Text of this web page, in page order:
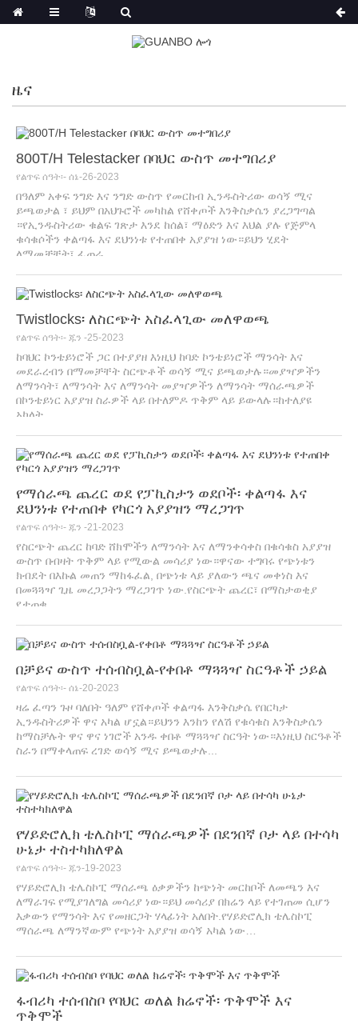
ዜና
800T/H Telestacker በባህር ውስጥ መተግበሪያ
የልጥፍ ሰዓት፡- ሰኔ-26-2023
በዓለም አቀፍ ንግድ እና ንግድ ውስጥ የመርከብ ኢንዱስትሪው ወሳኝ ሚና
ይጫወታል ፣ ይህም በአህጉሮች መካከል የሸቀጦች እንቅስቃሴን ያረጋግጣል
።የኢንዱስትሪው ቁልፍ ገጽታ እንደ ከሰል፣ ማዕድን እና እህል ያሉ የጅምላ
ቁሳቁሶችን ቀልጣፋ እና ደህንነቱ የተጠበቀ አያያዝ ነው።ይህን ሂደት
ለማመቻቸት፣ ፈጠራ...
Twistlocks፡ ለስርጭት አስፈላጊው መለዋወጫ
የልጥፍ ሰዓት፡- ጁን -25-2023
ከባህር ኮንቴይነሮች ጋር በተያያዘ እነዚህ ከባድ ኮንቴይነሮች ማንሳት እና
መደራረብን በማመቻቸት ስርጭቶች ወሳኝ ሚና ይጫወታሉ።መያዣዎችን
ለማንሳት፣ ለማንሳት እና ለማንሳት መያዣዎችን ለማንሳት ማሰራጫዎች
በኮንቴይነር አያያዝ ስራዎች ላይ በተለምዶ ጥቅም ላይ ይውላሉ።ከተለያዩ
አካላት...
የማሰራጫ ጨረር ወደ የፓኪስታን ወደቦች፡ ቀልጣፋ እና
ደህንነቱ የተጠበቀ የካርጎ አያያዝን ማረጋገጥ
የልጥፍ ሰዓት፡- ጁን -21-2023
የስርጭት ጨረር ከባድ ሸክሞችን ለማንሳት እና ለማንቀሳቀስ በቁሳቁስ አያያዝ
ውስጥ በብዛት ጥቅም ላይ የሚውል መሳሪያ ነው።ዋናው ተግባሩ የጭነቱን
ክብደት በእኩል መጠን ማከፋፈል, በጭነቱ ላይ ያለውን ጫና መቀነስ እና
በመጓጓዣ ጊዜ መረጋጋትን ማረጋገጥ ነው.የስርጭት ጨረር፣ በማስታወቂያ
የታጠቁ...
በቻይና ውስጥ ተሰብስቧል-የቀበቶ ማጓጓዣ ስርዓቶች ኃይል
የልጥፍ ሰዓት፡- ሰኔ-20-2023
ዛሬ ፈጣን ጉዞ ባለበት ዓለም የሸቀጦች ቀልጣፋ እንቅስቃሴ የበርካታ
ኢንዱስትሪዎች ዋና አካል ሆኗል።ይህንን እንከን የለሽ የቁሳቁስ እንቅስቃሴን
ከማስቻሉት ዋና ዋና ነገሮች አንዱ ቀበቶ ማጓጓዣ ስርዓት ነው።እነዚህ ስርዓቶች
ስራን በማቀላጠፍ ረገድ ወሳኝ ሚና ይጫወታሉ...
የሃይድሮሊክ ቴሌስኮፒ ማሰራጫዎች በደንበኛ ቦታ ላይ በተሳካ
ሁኔታ ተስተካክለዋል
የልጥፍ ሰዓት፡- ጁን-19-2023
የሃይድሮሊክ ቴሌስኮፒ ማሰራጫ ዕቃዎችን ከጭነት መርከቦች ለመጫን እና
ለማራገፍ የሚያገለግል መሳሪያ ነው።ይህ መሳሪያ በክሬን ላይ የተገጠመ ሲሆን
እቃውን የማንሳት እና የመዘርጋት ሃላፊነት አለበት.የሃይድሮሊክ ቴሌስኮፒ
ማሰራጫ ለማንኛውም የጭነት አያያዝ ወሳኝ አካል ነው…
ፋብሪካ ተሰብስቦ የባህር ወለል ክሬኖች፡ ጥቅሞች እና
ጥቅሞች